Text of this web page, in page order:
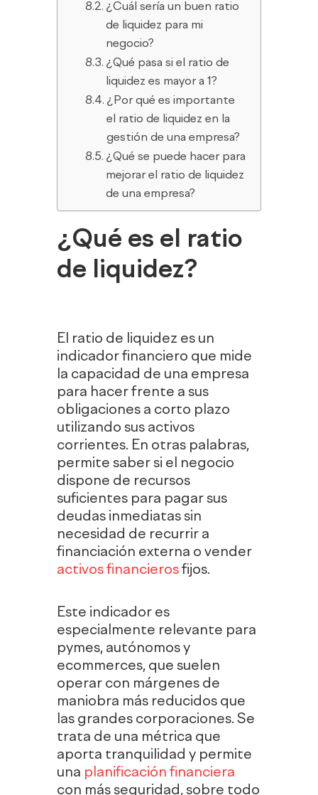
¿Cuál sería un buen ratio
de liquidez para mi
negocio?
¿Qué pasa si el ratio de
liquidez es mayor a 1?
¿Por qué es importante
el ratio de liquidez en la
gestión de una empresa?
¿Qué se puede hacer para
mejorar el ratio de liquidez
de una empresa?
¿Qué es el ratio
de liquidez?
El ratio de liquidez es un
indicador financiero que mide
la capacidad de una empresa
para hacer frente a sus
obligaciones a corto plazo
utilizando sus activos
corrientes. En otras palabras,
permite saber si el negocio
dispone de recursos
suficientes para pagar sus
deudas inmediatas sin
necesidad de recurrir a
financiación externa o vender
activos financierosfijos.
Este indicador es
especialmente relevante para
pymes, autónomos y
ecommerces, que suelen
operar con márgenes de
maniobra más reducidos que
las grandes corporaciones. Se
trata de una métrica que
aporta tranquilidad y permite
una planificación financiera
con más seguridad, sobre todo